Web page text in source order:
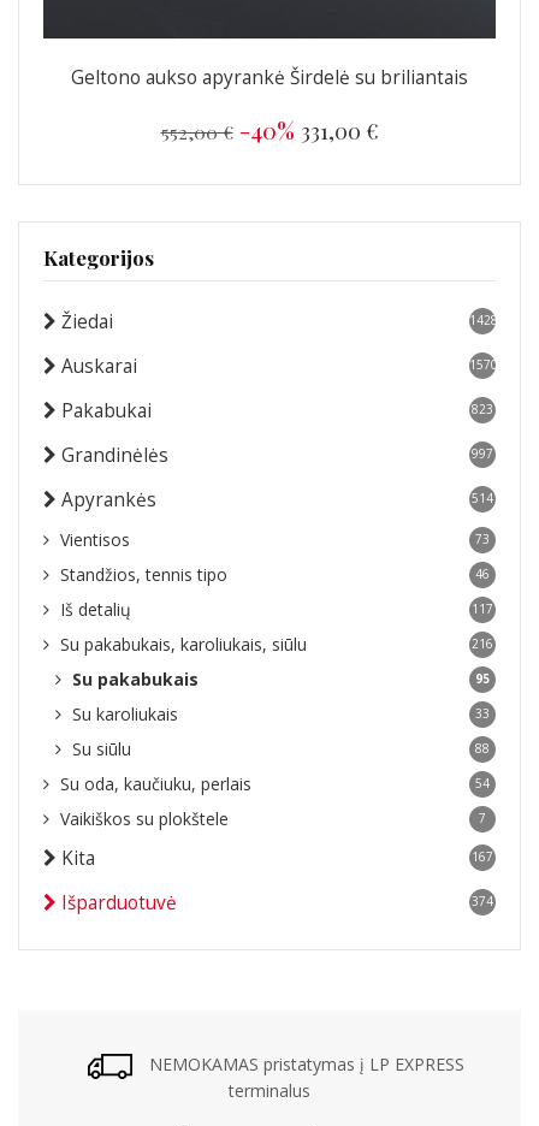
Geltono aukso apyrankė Širdelė su briliantais
552,00 € -40% 331,00 €
Kategorijos
Žiedai 1428
Auskarai 1570
Pakabukai 823
Grandinėlės 997
Apyrankės 514
Vientisos 73
Standžios, tennis tipo 46
Iš detalių 117
Su pakabukais, karoliukais, siūlu 216
Su pakabukais 95
Su karoliukais 33
Su siūlu 88
Su oda, kaučiuku, perlais 54
Vaikiškos su plokštele 7
Kita 167
Išparduotuvė 374
NEMOKAMAS pristatymas į LP EXPRESS
terminalus